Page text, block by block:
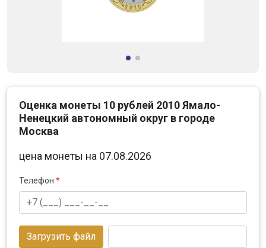
Оценка монеты 10 рублей 2010 Ямало-
Ненецкий автономный округ в городе
Москва
цена монеты на 07.08.2026
Телефон *
Загрузить файл